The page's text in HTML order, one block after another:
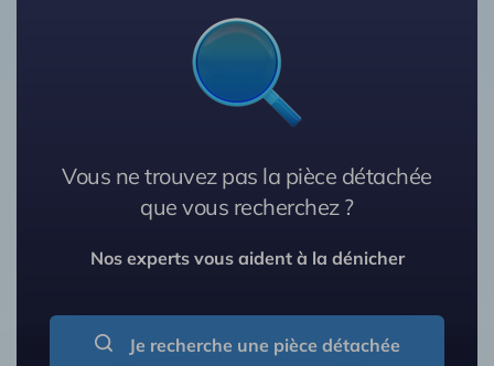
Vous ne trouvez pas la pièce détachée
que vous recherchez ?
Nos experts vous aident à la dénicher
Je recherche une pièce détachée